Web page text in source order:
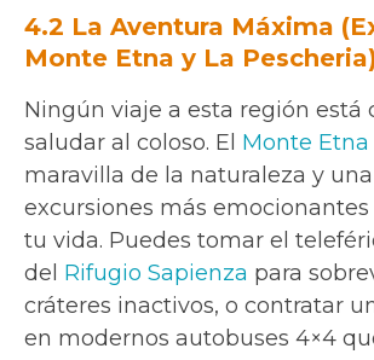
4.2 La Aventura Máxima
Monte Etna y La
Ningún viaje a esta región está
saludar al coloso. El Monte Etna
maravilla de la naturaleza y
excursiones más emocionantes
tu vida. Puedes tomar el
del Rifugio Sapienza para
cráteres inactivos, o contratar
en modernos autobuses 4×4